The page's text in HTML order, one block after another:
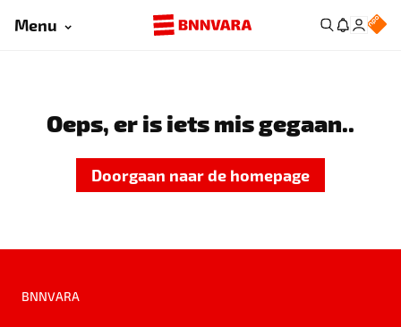
Menu
Oeps, er is iets mis gegaan..
Doorgaan naar de homepage
BNNVARA